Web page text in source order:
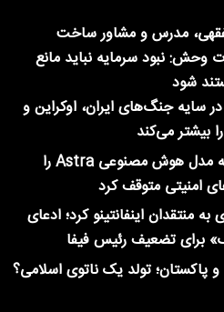
مدرس و مشاور ساخت
وحش: نبود سرمایه نباید مانع
شود
سایه جنگ‌های ایران، اوکراین و
بیشتر می‌کند
OpenAI توسعه مدل هوش مصنوعی Astra را
امنیتی متوقف کرد
به منتقدان اینفانتینو کرد؛ ادعای
برای تضعیف رئیس فیفا
و پاکستان؛ تولد یک ناتوی اسلامی؟